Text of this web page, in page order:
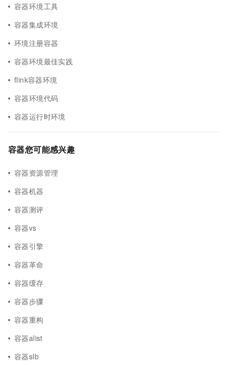
容器环境工具
容器集成环境
环境注册容器
容器环境最佳实践
flink容器环境
容器环境代码
容器运行时环境
容器您可能感兴趣
容器资源管理
容器机器
容器测评
容器vs
容器引擎
容器革命
容器缓存
容器步骤
容器重构
容器alist
容器slb